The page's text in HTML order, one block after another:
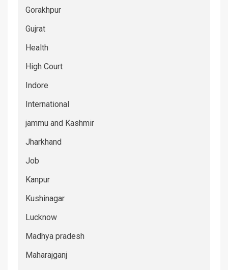
Gorakhpur
Gujrat
Health
High Court
Indore
International
jammu and Kashmir
Jharkhand
Job
Kanpur
Kushinagar
Lucknow
Madhya pradesh
Maharajganj